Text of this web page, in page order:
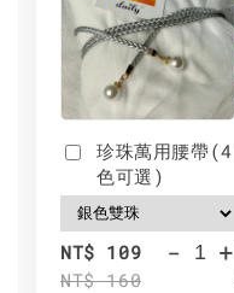
珍珠萬用腰帶(4
色可選)
NT$ 109
NT$ 160
- +